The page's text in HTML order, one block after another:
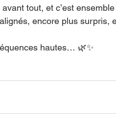
tout, et c’est
encore plus surpris,
hautes… 🌿✨